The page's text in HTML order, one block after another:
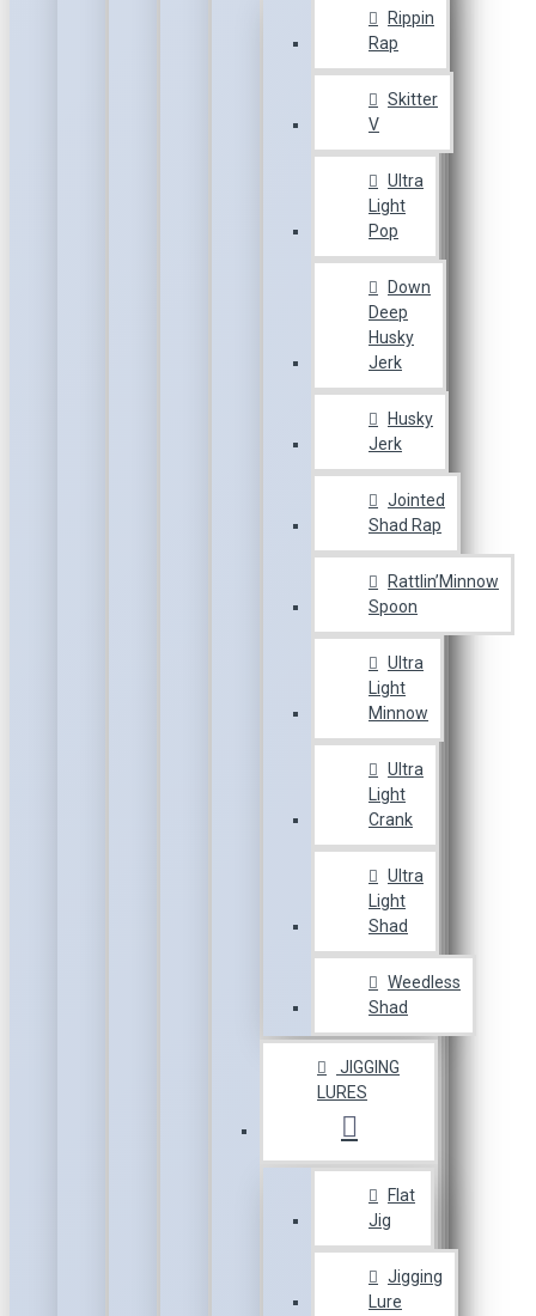
Rippin
Rap
Skitter
V
Ultra
Light
Pop
Down
Deep
Husky
Jerk
Husky
Jerk
Jointed
Shad Rap
Rattlin’Minnow
Spoon
Ultra
Light
Minnow
Ultra
Light
Crank
Ultra
Light
Shad
Weedless
Shad
JIGGING
LURES
Flat
Jig
Jigging
Lure